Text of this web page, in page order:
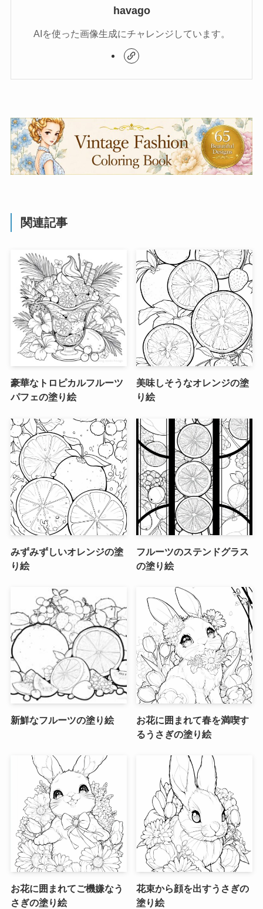
havago
AIを使った画像生成にチャレンジしています。
関連記事
豪華なトロピカルフルーツ
パフェの塗り絵
美味しそうなオレンジの塗
り絵
みずみずしいオレンジの塗
り絵
フルーツのステンドグラス
の塗り絵
新鮮なフルーツの塗り絵
お花に囲まれて春を満喫す
るうさぎの塗り絵
お花に囲まれてご機嫌なう
さぎの塗り絵
花束から顔を出すうさぎの
塗り絵